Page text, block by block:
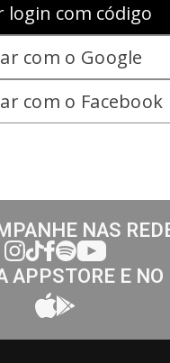
login com código
com o Google
com o Facebook
NAS
APPSTORE E